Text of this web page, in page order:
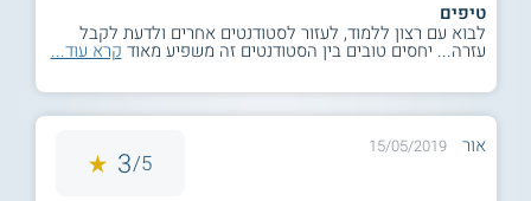
טיפים
לבוא עם רצון ללמוד, לעזור לסטודנטים אחרים ולדעת לקבל
עזרה... יחסים טובים בין הסטודנטים זה משפיע מאוד קרא עוד...
אור 15/05/2019
5/
3